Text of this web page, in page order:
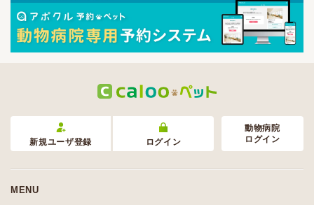
新規ユーザ登録 ログイン
動物病院
ログイン
MENU